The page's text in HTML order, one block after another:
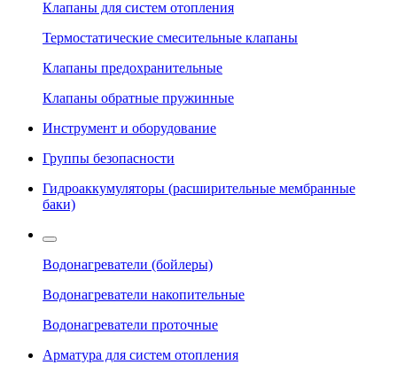
Клапаны для систем отопления
Термостатические смесительные клапаны
Клапаны предохранительные
Клапаны обратные пружинные
Инструмент и оборудование
Группы безопасности
Гидроаккумуляторы (расширительные мембранные
баки)
Водонагреватели (бойлеры)
Водонагреватели накопительные
Водонагреватели проточные
Арматура для систем отопления